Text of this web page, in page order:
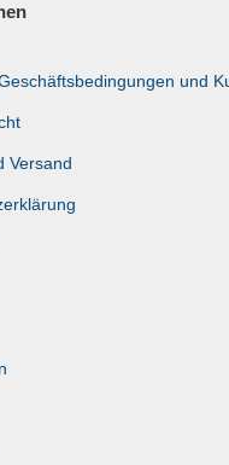
und
Versand